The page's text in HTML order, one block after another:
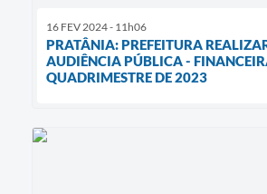
16 FEV 2024 - 11h06
PRATÂNIA: PREFEITURA
AUDIÊNCIA PÚBLICA -
QUADRIMESTRE DE 2023